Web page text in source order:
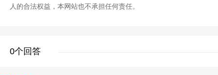
人的合法权益，本网站也不承担任何责任。
0个回答